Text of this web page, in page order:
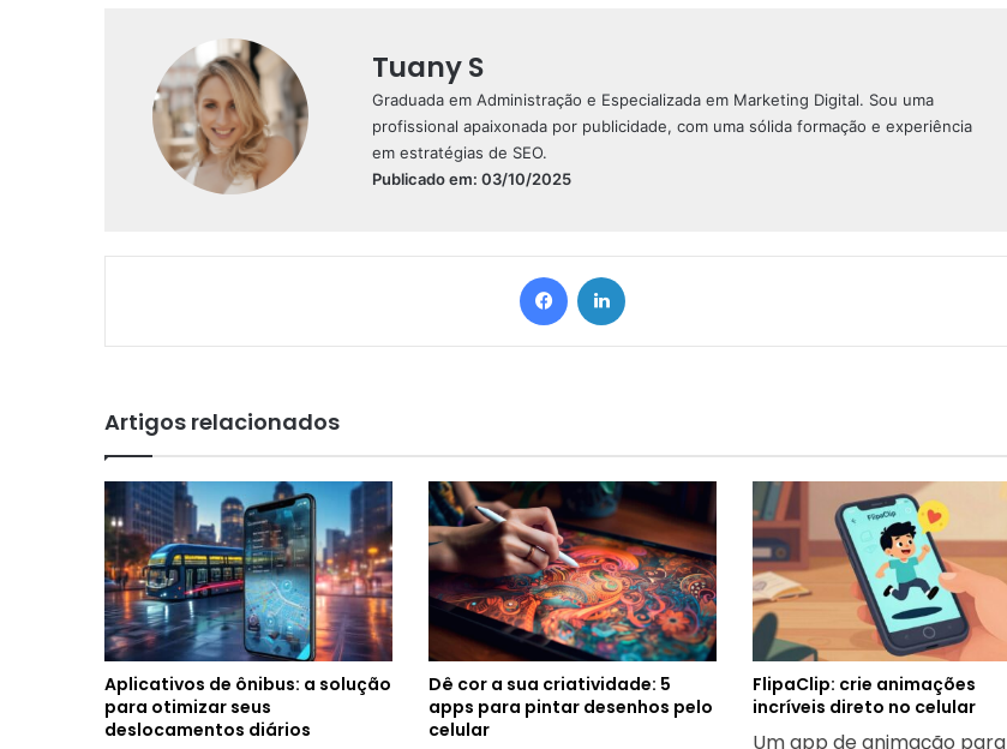
Tuany S
Graduada em Administração e Especializada em Marketing Digital. Sou uma
profissional apaixonada por publicidade, com uma sólida formação e experiência
em estratégias de SEO.
Publicado em: 03/10/2025
Facebook
Artigos relacionados
Aplicativos de ônibus: a solução
para otimizar seus
deslocamentos diários
Dê cor a sua criatividade: 5
apps para pintar desenhos pelo
celular
FlipaClip: crie animações
incríveis direto no celular
Um app de animação para